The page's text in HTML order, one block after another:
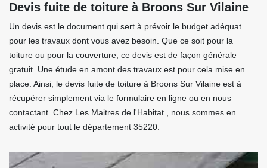
Devis fuite de toiture à Broons Sur Vilaine
Un devis est le document qui sert à prévoir le budget adéquat
pour les travaux dont vous avez besoin. Que ce soit pour la
toiture ou pour la couverture, ce devis est de façon générale
gratuit. Une étude en amont des travaux est pour cela mise en
place. Ainsi, le devis fuite de toiture à Broons Sur Vilaine est à
récupérer simplement via le formulaire en ligne ou en nous
contactant. Chez Les Maitres de l'Habitat , nous sommes en
activité pour tout le département 35220.